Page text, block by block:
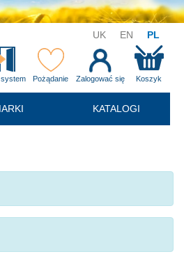
UK EN PL
Pożądanie Zalogować się Koszyk
KATALOGI